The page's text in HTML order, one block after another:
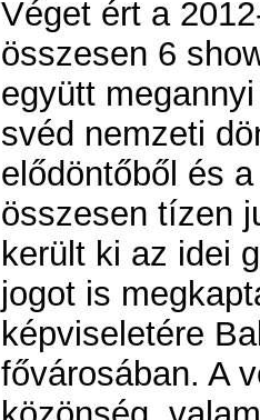
Véget ért a
összesen 6
együtt
svéd nemzeti
elődöntőből és
összesen tízen
került ki az idei
jogot is
képviseletére
fővárosában. A